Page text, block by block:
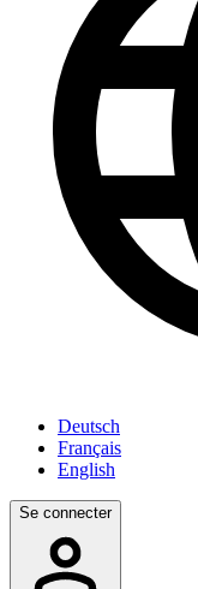
Deutsch
Français
English
Se connecter